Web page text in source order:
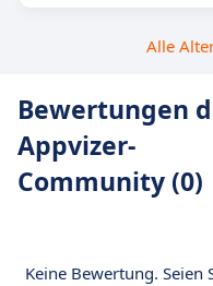
Alle
Bewertungen
Appvizer-
Community (0)
Keine Bewertung. Seien